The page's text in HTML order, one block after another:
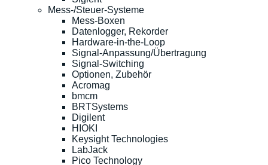
Mess-/Steuer-Systeme
Mess-Boxen
Datenlogger, Rekorder
Hardware-in-the-Loop
Signal-Anpassung/Übertragung
Signal-Switching
Optionen, Zubehör
Acromag
bmcm
BRTSystems
Digilent
HIOKI
Keysight Technologies
LabJack
Pico Technology